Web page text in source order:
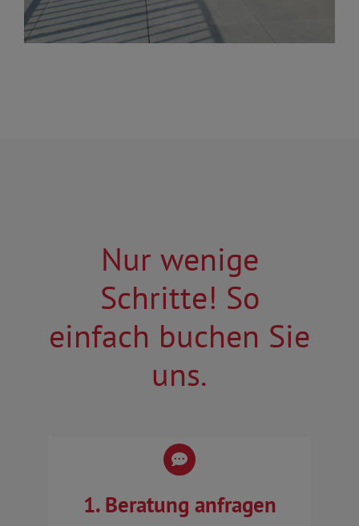
Nur wenige
Schritte! So
einfach buchen Sie
uns.
1. Beratung anfragen